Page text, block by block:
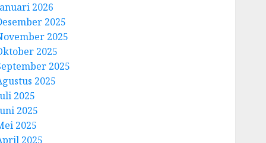
2026
2025
2025
2025
2025
2025
2025
2025
2025
2025